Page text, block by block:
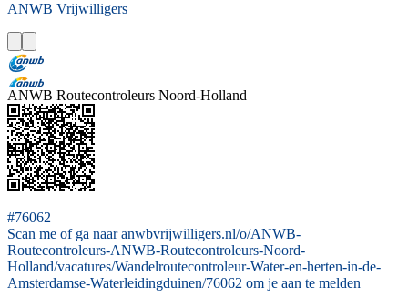
ANWB Vrijwilligers
ANWB Routecontroleurs Noord-Holland
#76062
Scan me of ga naar anwbvrijwilligers.nl/o/ANWB-
Routecontroleurs-ANWB-Routecontroleurs-Noord-
Holland/vacatures/Wandelroutecontroleur-Water-en-herten-in-de-
Amsterdamse-Waterleidingduinen/76062 om je aan te melden